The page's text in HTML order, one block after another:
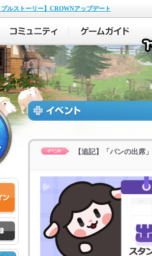
プルストーリー】CROWNアップデート
【追記】「パンの出席